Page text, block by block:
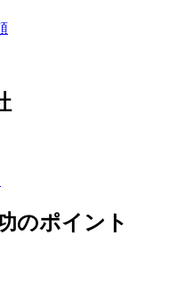
のポイント